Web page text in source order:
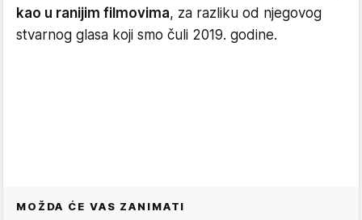
kao u ranijim filmovima, za razliku od njegovog
stvarnog glasa koji smo čuli 2019. godine.
MOŽDA ĆE VAS ZANIMATI